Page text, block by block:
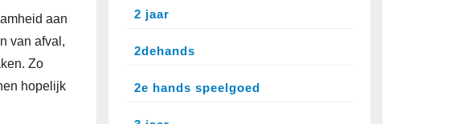
aan
van afval,
Zo
hopelijk
2 jaar
2dehands
2e hands speelgoed